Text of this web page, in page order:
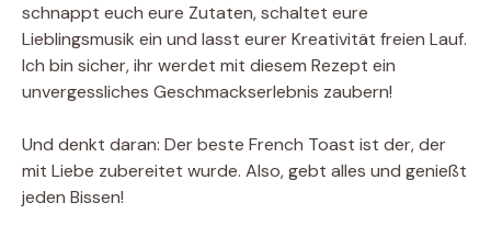
schnappt euch eure Zutaten, schaltet eure
Lieblingsmusik ein und lasst eurer Kreativität freien Lauf.
Ich bin sicher, ihr werdet mit diesem Rezept ein
unvergessliches Geschmackserlebnis zaubern!
Und denkt daran: Der beste French Toast ist der, der
mit Liebe zubereitet wurde. Also, gebt alles und genießt
jeden Bissen!